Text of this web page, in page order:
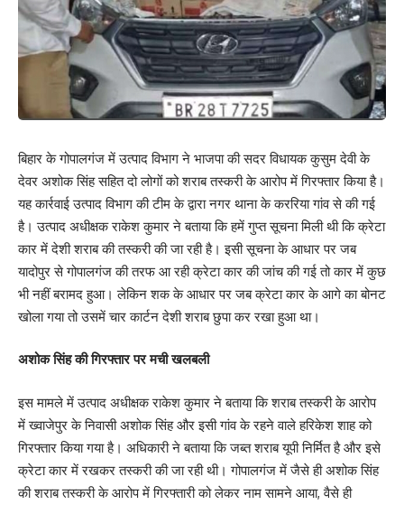
बिहार के गोपालगंज में उत्पाद विभाग ने भाजपा की सदर विधायक कुसुम देवी के
देवर अशोक सिंह सहित दो लोगों को शराब तस्करी के आरोप में गिरफ्तार किया है।
यह कार्रवाई उत्पाद विभाग की टीम के द्वारा नगर थाना के कररिया गांव से की गई
है। उत्पाद अधीक्षक राकेश कुमार ने बताया कि हमें गुप्त सूचना मिली थी कि क्रेटा
कार में देशी शराब की तस्करी की जा रही है। इसी सूचना के आधार पर जब
यादोपुर से गोपालगंज की तरफ आ रही क्रेटा कार की जांच की गई तो कार में कुछ
भी नहीं बरामद हुआ। लेकिन शक के आधार पर जब क्रेटा कार के आगे का बोनट
खोला गया तो उसमें चार कार्टन देशी शराब छुपा कर रखा हुआ था।
अशोक सिंह की गिरफ्तार पर मची खलबली
इस मामले में उत्पाद अधीक्षक राकेश कुमार ने बताया कि शराब तस्करी के आरोप
में ख्वाजेपुर के निवासी अशोक सिंह और इसी गांव के रहने वाले हरिकेश शाह को
गिरफ्तार किया गया है। अधिकारी ने बताया कि जब्त शराब यूपी निर्मित है और इसे
क्रेटा कार में रखकर तस्करी की जा रही थी। गोपालगंज में जैसे ही अशोक सिंह
की शराब तस्करी के आरोप में गिरफ्तारी को लेकर नाम सामने आया, वैसे ही